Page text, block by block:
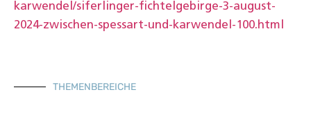
karwendel/siferlinger-fichtelgebirge-3-august-
2024-zwischen-spessart-und-karwendel-100.html
THEMENBEREICHE